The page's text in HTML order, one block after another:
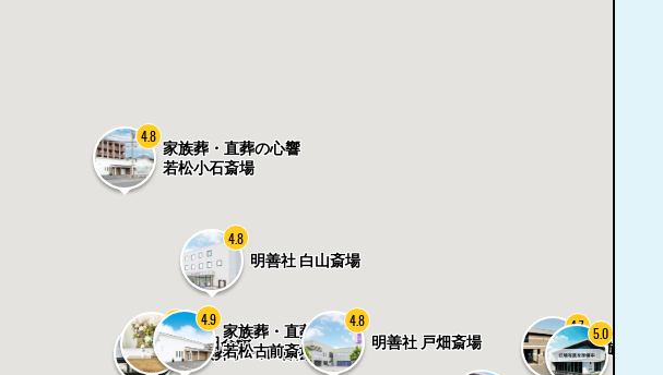
家族葬ホール 若松
4.8
和田会館
4.9
家族葬・直葬の心響
若松古前斎場
4.9
明善社 白山斎場
4.8
明善社 戸畑斎場
4.8
家族葬・直葬の心響
若松小石斎場
4.8
家族葬ホ
4.7 5.0